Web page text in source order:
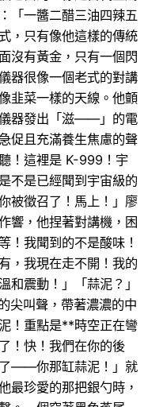
「一醬二醋三油四辣五
，只有像他這樣的傳統
沒有黃金，只有一個閃
器很像一個老式的對講
韭菜一樣的天線。他顫
器發出「滋——」的電
促且充滿養生焦慮的聲
！這裡是 K-999！宇
不是已經聞到宇宙級的
被徵召了！馬上！」廖
響，他捏著對講機，困
！我聞到的不是酸味！
，我現在走不開！我的
和震動！」「蒜泥？」
尖叫聲，帶著濃濃的中
！重點是**時空正在彎
！快！我們在你的後
——你那缸蒜泥！」就
最珍愛的那把銀勺時，